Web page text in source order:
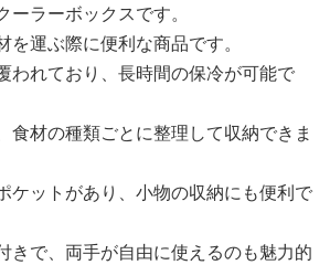
ラーボックスです。
を運ぶ際に便利な商品です。
われており、長時間の保冷が可能で
食材の種類ごとに整理して収納できま
ケットがあり、小物の収納にも便利で
きで、両手が自由に使えるのも魅力的